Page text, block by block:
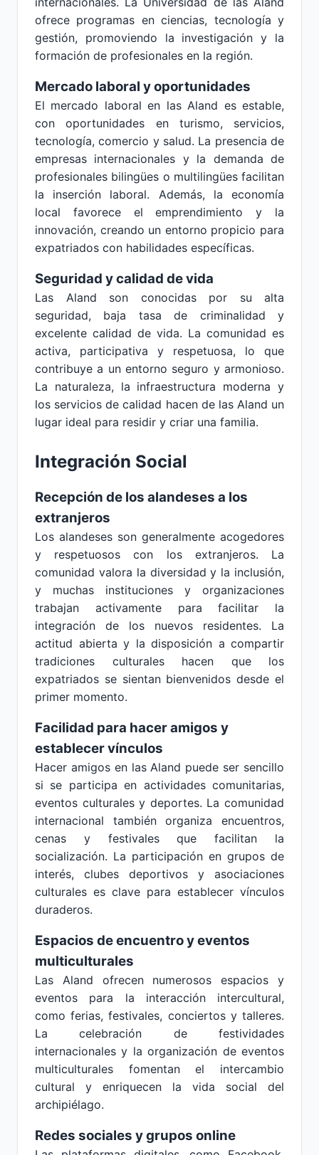
ofrece programas en ciencias, tecnología y
gestión, promoviendo la investigación y la
formación de profesionales en la región.
Mercado laboral y oportunidades
El mercado laboral en las Aland es estable,
con oportunidades en turismo, servicios,
tecnología, comercio y salud. La presencia de
empresas internacionales y la demanda de
profesionales bilingües o multilingües facilitan
la inserción laboral. Además, la economía
local favorece el emprendimiento y la
innovación, creando un entorno propicio para
expatriados con habilidades específicas.
Seguridad y calidad de vida
Las Aland son conocidas por su alta
seguridad, baja tasa de criminalidad y
excelente calidad de vida. La comunidad es
activa, participativa y respetuosa, lo que
contribuye a un entorno seguro y armonioso.
La naturaleza, la infraestructura moderna y
los servicios de calidad hacen de las Aland un
lugar ideal para residir y criar una familia.
Integración Social
Recepción de los alandeses a los
extranjeros
Los alandeses son generalmente acogedores
y respetuosos con los extranjeros. La
comunidad valora la diversidad y la inclusión,
y muchas instituciones y organizaciones
trabajan activamente para facilitar la
integración de los nuevos residentes. La
actitud abierta y la disposición a compartir
tradiciones culturales hacen que los
expatriados se sientan bienvenidos desde el
primer momento.
Facilidad para hacer amigos y
establecer vínculos
Hacer amigos en las Aland puede ser sencillo
si se participa en actividades comunitarias,
eventos culturales y deportes. La comunidad
internacional también organiza encuentros,
cenas y festivales que facilitan la
socialización. La participación en grupos de
interés, clubes deportivos y asociaciones
culturales es clave para establecer vínculos
duraderos.
Espacios de encuentro y eventos
multiculturales
Las Aland ofrecen numerosos espacios y
eventos para la interacción intercultural,
como ferias, festivales, conciertos y talleres.
La celebración de festividades
internacionales y la organización de eventos
multiculturales fomentan el intercambio
cultural y enriquecen la vida social del
archipiélago.
Redes sociales y grupos online